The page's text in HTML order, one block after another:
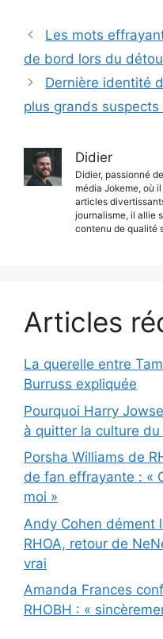
Les mots
de bord lors du
Dernière identité
plus grands suspects
Didier
Didier, passionné
média Jokeme, où
articles
journalisme, il allie
contenu de qualité
Articles
La querelle entre
Burruss expliquée
Pourquoi Harry
à quitter la culture du
Porsha Williams de
de fan effrayante : «
moi »
Andy Cohen dément
RHOA, retour de
vrai
Amanda Frances
RHOBH : «